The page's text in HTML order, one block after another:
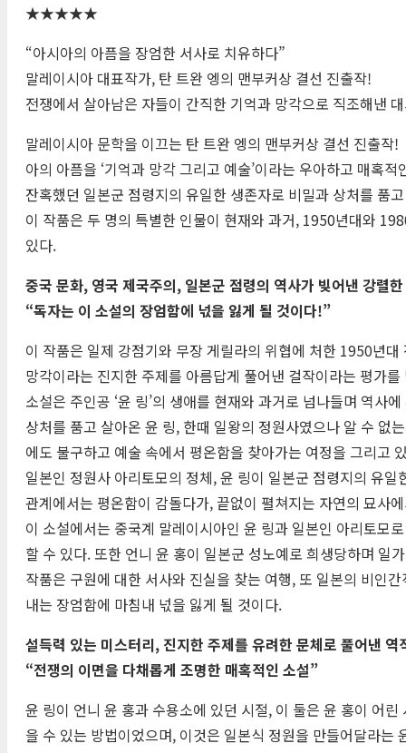
★★★★★
“아시아의 아픔을 장엄한 서사로 치유하다”
말레이시아 대표작가, 탄 트완 엥의 맨부커상 결선 진출작!
전쟁에서 살아남은 자들이 간직한 기억과 망각으로 직조해낸
말레이시아 문학을 이끄는 탄 트완 엥의 맨부커상 결선 진출작
아의 아픔을 ‘기억과 망각 그리고 예술’이라는 우아하고 매혹
잔혹했던 일본군 점령지의 유일한 생존자로 비밀과 상처를 품
이 작품은 두 명의 특별한 인물이 현재와 과거, 1950년대와
있다.
중국 문화, 영국 제국주의, 일본군 점령의 역사가 빚어낸 강렬
“독자는 이 소설의 장엄함에 넋을 잃게 될 것이다!”
이 작품은 일제 강점기와 무장 게릴라의 위협에 처한 1950년
망각이라는 진지한 주제를 아름답게 풀어낸 걸작이라는 평가를
소설은 주인공 ‘윤 링’의 생애를 현재와 과거로 넘나들며 역
상처를 품고 살아온 윤 링, 한때 일왕의 정원사였으나 알 수 없
에도 불구하고 예술 속에서 평온함을 찾아가는 여정을 그리고
일본인 정원사 아리토모의 정체, 윤 링이 일본군 점령지의 유
관계에서는 평온함이 감돌다가, 끝없이 펼쳐지는 자연의 묘사
이 소설에서는 중국계 말레이시아인 윤 링과 일본인 아리토모
할 수 있다. 또한 언니 윤 홍이 일본군 성노예로 희생당하며 일
작품은 구원에 대한 서사와 진실을 찾는 여행, 또 일본의 비인
내는 장엄함에 마침내 넋을 잃게 될 것이다.
설득력 있는 미스터리, 진지한 주제를 유려한 문체로 풀어낸 역
“전쟁의 이면을 다채롭게 조명한 매혹적인 소설”
윤 링이 언니 윤 홍과 수용소에 있던 시절, 이 둘은 윤 홍이 어
을 수 있는 방법이었으며, 이것은 일본식 정원을 만들어달라는